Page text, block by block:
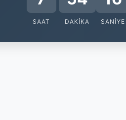
SAAT DAKIKA SANIYE